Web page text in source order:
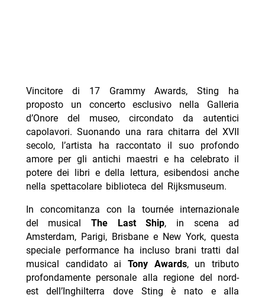
Vincitore di 17 Grammy Awards, Sting ha
proposto un concerto esclusivo nella Galleria
d’Onore del museo, circondato da autentici
capolavori. Suonando una rara chitarra del XVII
secolo, l’artista ha raccontato il suo profondo
amore per gli antichi maestri e ha celebrato il
potere dei libri e della lettura, esibendosi anche
nella spettacolare biblioteca del Rijksmuseum.
In concomitanza con la tournée internazionale
del musicalThe Last Ship, in scena ad
Amsterdam, Parigi, Brisbane e New York, questa
speciale performance ha incluso brani tratti dal
musical candidato ai Tony Awards, un tributo
profondamente personale alla regione del nord-
est dell’Inghilterra dove Sting è nato e alla